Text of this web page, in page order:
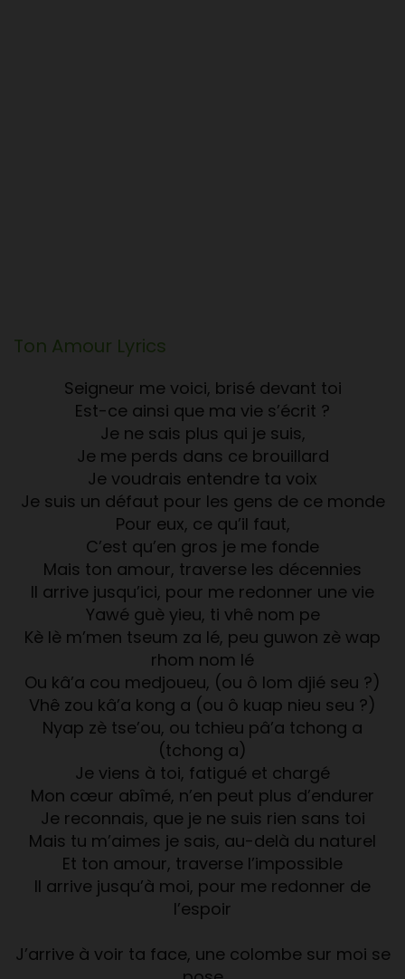
Ton Amour Lyrics
Seigneur me voici, brisé devant toi
Est-ce ainsi que ma vie s’écrit ?
Je ne sais plus qui je suis,
Je me perds dans ce brouillard
Je voudrais entendre ta voix
Je suis un défaut pour les gens de ce monde
Pour eux, ce qu’il faut,
C’est qu’en gros je me fonde
Mais ton amour, traverse les décennies
Il arrive jusqu’ici, pour me redonner une vie
Yawé guè yieu, ti vhê nom pe
Kè lè m’men tseum za lé, peu guwon zè wap
rhom nom lé
Ou kâ’a cou medjoueu, (ou ô lom djié seu ?)
Vhê zou kâ’a kong a (ou ô kuap nieu seu ?)
Nyap zè tse’ou, ou tchieu pâ’a tchong a
(tchong a)
Je viens à toi, fatigué et chargé
Mon cœur abîmé, n’en peut plus d’endurer
Je reconnais, que je ne suis rien sans toi
Mais tu m’aimes je sais, au-delà du naturel
Et ton amour, traverse l’impossible
Il arrive jusqu’à moi, pour me redonner de
l’espoir
J’arrive à voir ta face, une colombe sur moi se